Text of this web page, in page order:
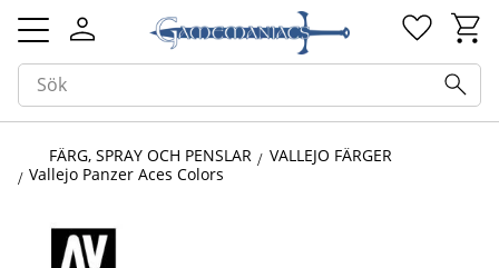
Meny
FÄRG, SPRAY OCH PENSLAR
VALLEJO FÄRGER
Vallejo Panzer Aces Colors